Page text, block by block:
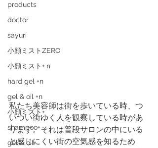
products
doctor
sayuri
小顔ミストZERO
小顔ミスト+ｎ
hard gel +n
gel & oil +n
小顔ミスト+
shampoo+
gel & oil+
私たち美容師は街を歩いている時、つ
いつい街ゆく人を観察している時があ
ります。それは普段サロンの中にいる
と感じにくい街の空気感を知るため